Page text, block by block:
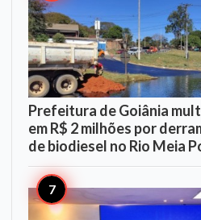
Prefeitura de Goiânia
em R$ 2 milhões por
de biodiesel no Rio Meia